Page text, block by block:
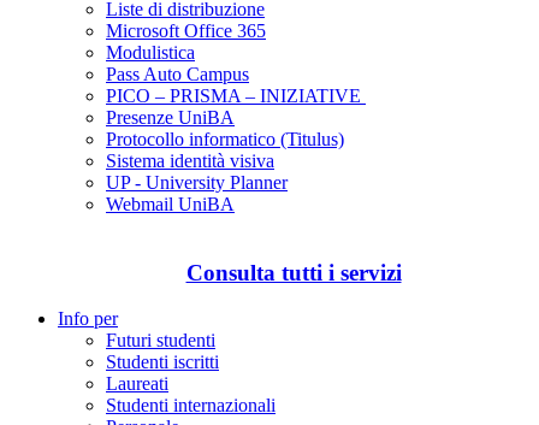
Liste di distribuzione
Microsoft Office 365
Modulistica
Pass Auto Campus
PICO – PRISMA – INIZIATIVE
Presenze UniBA
Protocollo informatico (Titulus)
Sistema identità visiva
UP - University Planner
Webmail UniBA
Consulta tutti i servizi
Info per
Futuri studenti
Studenti iscritti
Laureati
Studenti internazionali